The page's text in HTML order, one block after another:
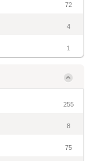
72
4
1
255
8
75